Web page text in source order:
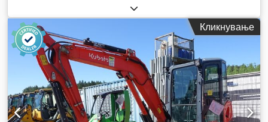
Кликнување